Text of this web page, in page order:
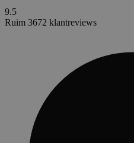
9.5
Ruim 3672 klantreviews